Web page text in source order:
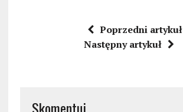
Poprzedni artykuł
Następny artykuł